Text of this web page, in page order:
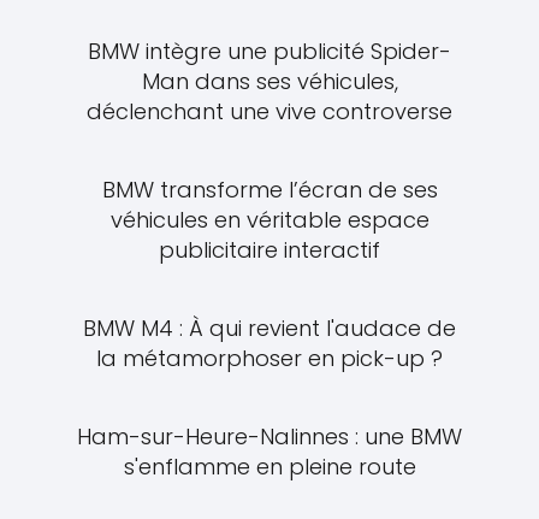
BMW intègre une publicité Spider-
Man dans ses véhicules,
déclenchant une vive controverse
BMW transforme l’écran de ses
véhicules en véritable espace
publicitaire interactif
BMW M4 : À qui revient l'audace de
la métamorphoser en pick-up ?
Ham-sur-Heure-Nalinnes : une BMW
s'enflamme en pleine route